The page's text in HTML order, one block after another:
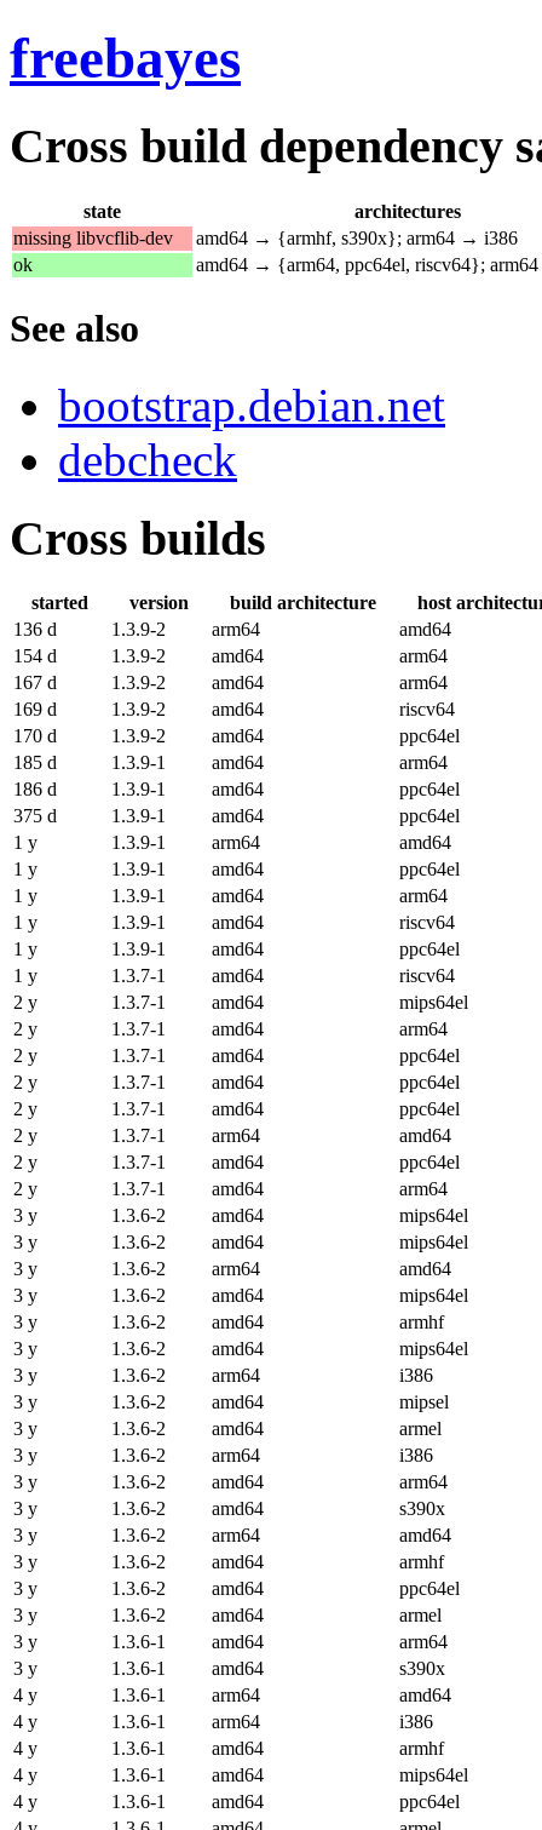
freebayes
Cross build dependency
state
architectures
missing libvcflib-dev
amd64 → {armhf, s390x}; arm64 → i386
ok
amd64 → {arm64, ppc64el, riscv64};
See also
bootstrap.debian.net
debcheck
Cross builds
started version build architecture
host
136 d
1.3.9-2 arm64
amd64
154 d
1.3.9-2 amd64
arm64
167 d
1.3.9-2 amd64
arm64
169 d
1.3.9-2 amd64
riscv64
170 d
1.3.9-2 amd64
ppc64el
185 d
1.3.9-1 amd64
arm64
186 d
1.3.9-1 amd64
ppc64el
375 d
1.3.9-1 amd64
ppc64el
1 y
1.3.9-1 arm64
amd64
1 y
1.3.9-1 amd64
ppc64el
1 y
1.3.9-1 amd64
arm64
1 y
1.3.9-1 amd64
riscv64
1 y
1.3.9-1 amd64
ppc64el
1 y
1.3.7-1 amd64
riscv64
2 y
1.3.7-1 amd64
mips64el
2 y
1.3.7-1 amd64
arm64
2 y
1.3.7-1 amd64
ppc64el
2 y
1.3.7-1 amd64
ppc64el
2 y
1.3.7-1 amd64
ppc64el
2 y
1.3.7-1 arm64
amd64
2 y
1.3.7-1 amd64
ppc64el
2 y
1.3.7-1 amd64
arm64
3 y
1.3.6-2 amd64
mips64el
3 y
1.3.6-2 amd64
mips64el
3 y
1.3.6-2 arm64
amd64
3 y
1.3.6-2 amd64
mips64el
3 y
1.3.6-2 amd64
armhf
3 y
1.3.6-2 amd64
mips64el
3 y
1.3.6-2 arm64
i386
3 y
1.3.6-2 amd64
mipsel
3 y
1.3.6-2 amd64
armel
3 y
1.3.6-2 arm64
i386
3 y
1.3.6-2 amd64
arm64
3 y
1.3.6-2 amd64
s390x
3 y
1.3.6-2 arm64
amd64
3 y
1.3.6-2 amd64
armhf
3 y
1.3.6-2 amd64
ppc64el
3 y
1.3.6-2 amd64
armel
3 y
1.3.6-1 amd64
arm64
3 y
1.3.6-1 amd64
s390x
4 y
1.3.6-1 arm64
amd64
4 y
1.3.6-1 arm64
i386
4 y
1.3.6-1 amd64
armhf
4 y
1.3.6-1 amd64
mips64el
4 y
1.3.6-1 amd64
ppc64el